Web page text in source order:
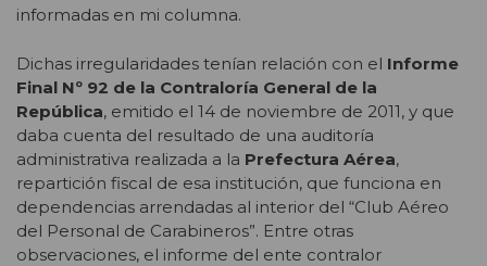
informadas en mi columna.
Dichas irregularidades tenían relación con el Informe
Final Nº 92 de la Contraloría General de la
República, emitido el 14 de noviembre de 2011, y que
daba cuenta del resultado de una auditoría
administrativa realizada a la Prefectura Aérea,
repartición fiscal de esa institución, que funciona en
dependencias arrendadas al interior del “Club Aéreo
del Personal de Carabineros”. Entre otras
observaciones, el informe del ente contralor